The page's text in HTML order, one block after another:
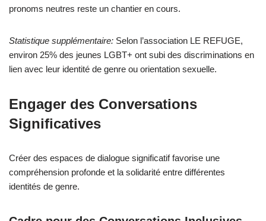
pronoms neutres reste un chantier en cours.
Statistique supplémentaire: Selon l’association LE REFUGE,
environ 25% des jeunes LGBT+ ont subi des discriminations en
lien avec leur identité de genre ou orientation sexuelle.
Engager des Conversations
Significatives
Créer des espaces de dialogue significatif favorise une
compréhension profonde et la solidarité entre différentes
identités de genre.